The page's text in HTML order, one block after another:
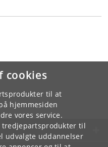
cookies
til at
hjemmesiden
vores service.
til
udvalgte uddannelser